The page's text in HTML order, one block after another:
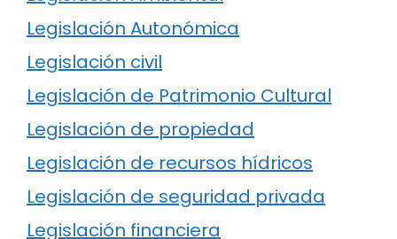
Legislación Autonómica
Legislación civil
Legislación de Patrimonio Cultural
Legislación de propiedad
Legislación de recursos hídricos
Legislación de seguridad privada
Legislación financiera